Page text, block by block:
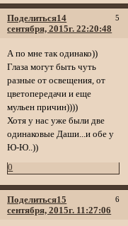
Поделиться 5
14
сентября, 2015г. 22:20:48
А по мне так одинако))
Глаза могут быть чуть
разные от освещения, от
цветопередачи и еще
мульен причин))))
Хотя у нас уже были две
одинаковые Даши...и обе у
Ю-Ю..))
0
Поделиться 6
15
сентября, 2015г. 11:27:06